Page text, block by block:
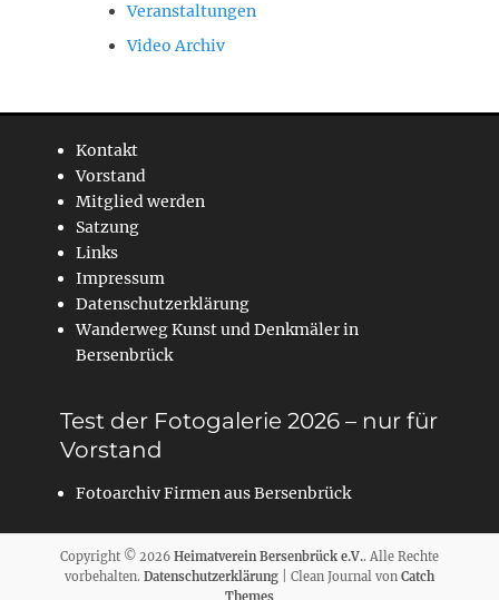
Veranstaltungen
Video Archiv
Kontakt
Vorstand
Mitglied werden
Satzung
Links
Impressum
Datenschutzerklärung
Wanderweg Kunst und Denkmäler in
Bersenbrück
Test der Fotogalerie 2026 – nur für
Vorstand
Fotoarchiv Firmen aus Bersenbrück
Copyright © 2026 Heimatverein Bersenbrück e.V.. Alle Rechte
vorbehalten. Datenschutzerklärung | Clean Journal von Catch
Themes